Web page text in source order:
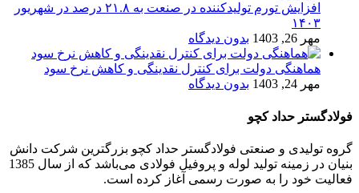
افزایش تورم تولیدکننده در صنعت به ۲۱.۸ درصد در شهریور
۱۴۰۳
مهر 26, 1403
بدون دیدگاه
هماهنگی دولت برای کنترل نقدینگی و کاهش نرخ سود
مهر 24, 1403
بدون دیدگاه
فولادگستر حداد کچو
گروه تولیدی و صنعتی فولادگستر حداد کچو بزرگترین شرکت دانش
بنیان در زمینه تولید لوله و پروفیل فولادی می‌باشد که از سال 1385
فعالیت خود را به صورت رسمی آغاز کرده است.